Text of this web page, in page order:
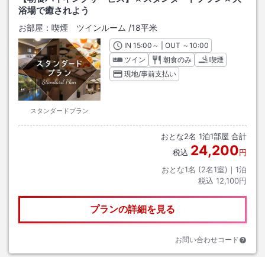
浴場で癒されよう
お部屋： 喫煙 ツインルーム /18平米
スタンダードプラン
INチェックイン
15:00 ～ | OUT チェックアウト
～10:00
ツイン
朝食のみ
喫煙
現地/事前支払い
おとな2名 1泊1部屋 合計
税込 24,200円
おとな1名 (2名1室)｜ 1泊
税込 12,100円
プランの詳細を見る
お問い合わせコード